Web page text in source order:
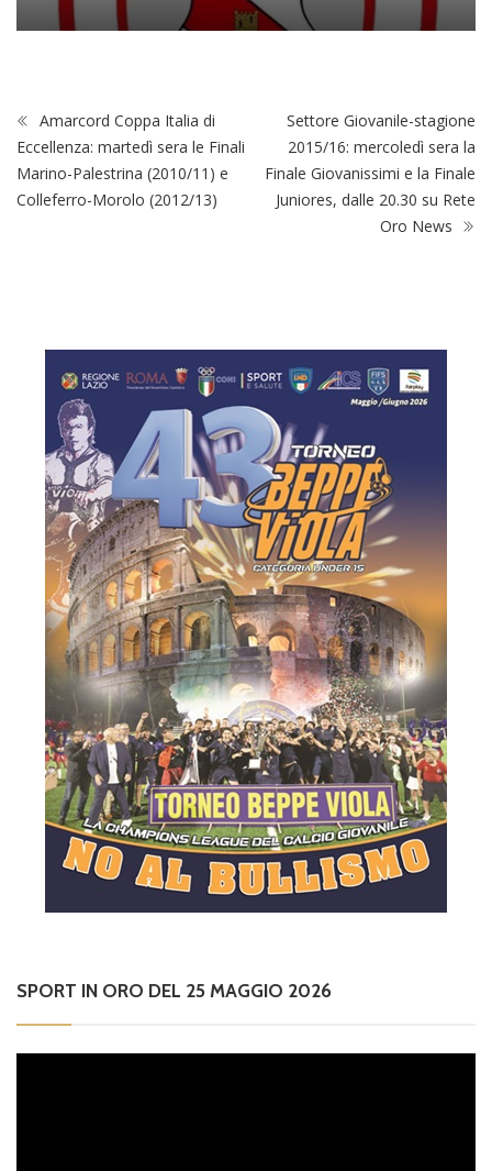
Amarcord Coppa Italia di
Eccellenza: martedì sera le Finali
Marino-Palestrina (2010/11) e
Colleferro-Morolo (2012/13)
Settore Giovanile-stagione
2015/16: mercoledì sera la
Finale Giovanissimi e la Finale
Juniores, dalle 20.30 su Rete
Oro News
SPORT IN ORO DEL 25 MAGGIO 2026